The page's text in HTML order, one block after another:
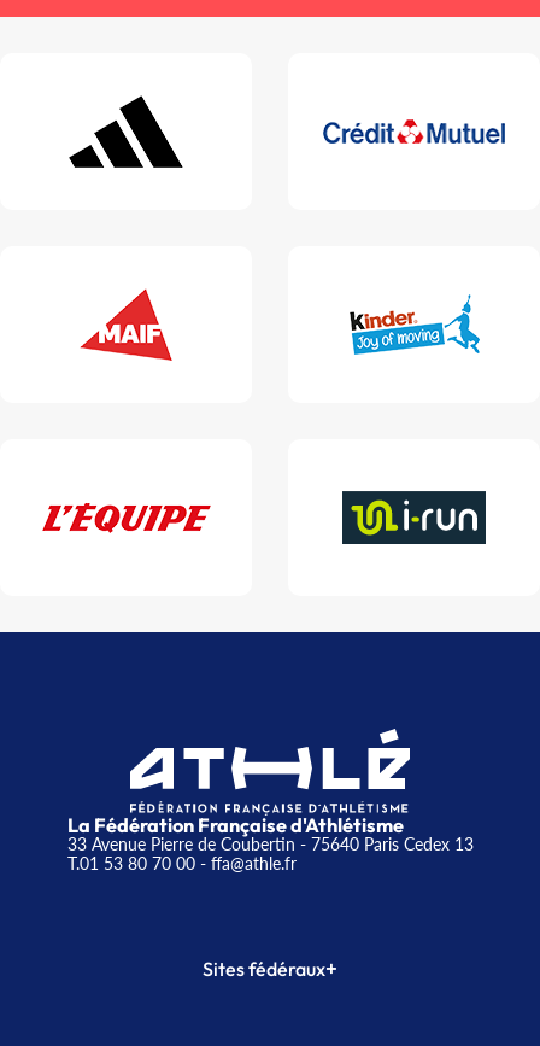
La Fédération Française d'Athlétisme
33 Avenue Pierre de Coubertin - 75640 Paris Cedex 13
T.01 53 80 70 00- ffa@athle.fr
Sites fédéraux+